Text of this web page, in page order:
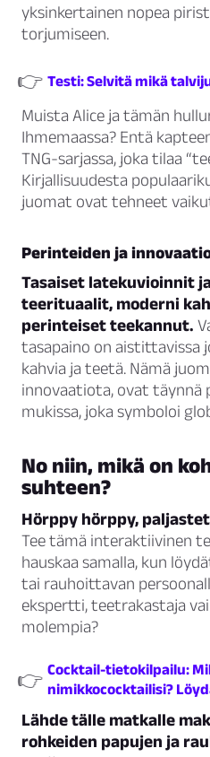
yksinkertainen nopea
torjumiseen.
👉 Testi: Selvitä mikä
Muista Alice ja tämän
Ihmemaassa? Entä
TNG-sarjassa, joka tilaa
Kirjallisuudesta
juomat ovat tehneet
Perinteiden ja
Tasaiset latekuvioinnit
teerituaalit, moderni
perinteiset teekannut.
tasapaino on aistittavissa
kahvia ja teetä. Nämä
innovaatiota, ovat täynnä
mukissa, joka symboloi
No niin, mikä on
suhteen?
Hörppy hörppy,
Tee tämä interaktiivinen
hauskaa samalla, kun
tai rauhoittavan
ekspertti, teetrakastaja
molempia?
👉 Cocktail-tietokilpailu:
nimikkococktailisi?
Lähde tälle matkalle
rohkeiden papujen ja